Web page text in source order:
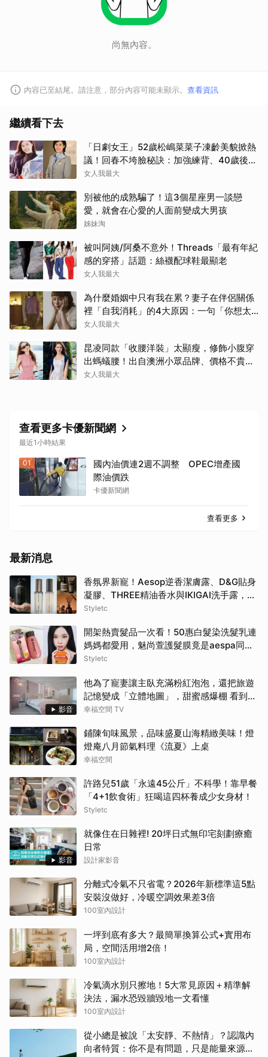
尚無內容。
內容已至結尾。請注意，部分內容可能未顯示。 查看資訊
繼續看下去
「日劇女王」52歲松嶋菜菜子凍齡美貌掀熱
議！回春不垮臉秘訣：加強練背、40歲後飲
食是關鍵！
女人我最大
別被他的成熟騙了！這3個星座男一談戀
愛，就會在心愛的人面前變成大男孩
姊妹淘
被叫阿姨/阿桑不意外！Threads「最有年紀
感的穿搭」話題：絲襪配球鞋最顯老
女人我最大
為什麼婚姻中只有我在累？妻子在伴侶關係
裡「自我消耗」的4大原因：一句「你想太
多」讓人無奈
女人我最大
昆凌同款「收腰洋裝」太顯瘦，修飾小腹穿
出螞蟻腰！出自澳洲小眾品牌、價格不貴還
寄台灣
女人我最大
查看更多卡優新聞網
最近1小時結果
01
國內油價連2週不調整 OPEC增產國
際油價跌
卡優新聞網
查看更多
最新消息
香氛界新寵！Aesop逆香潔膚露、D&G貼身
凝膠、THREE精油香水與IKIGAI洗手露，用
高質感香氣包覆妳的盛夏日常
Styletc
開架熱賣髮品一次看！50惠白髮染洗髮乳連
媽媽都愛用，魅尚萱護髮膜竟是aespa同
款！
Styletc
影音
他為了寵妻讓主臥充滿粉紅泡泡，還把旅遊
記憶變成「立體地圖」，甜蜜感爆棚 看到這
間誰不嫁？！
幸福空間 TV
鋪陳旬味風景，品味盛夏山海精緻美味！燈
燈庵八月節氣料理《流夏》上桌
幸福空間
許路兒51歲「永遠45公斤」不科學！靠早餐
「4+1飲食術」狂喝這四杯養成少女身材！
Styletc
影音
就像住在日雜裡! 20坪日式無印宅刻劃療癒
日常
設計家影音
分離式冷氣不只省電？2026年新標準這5點
安裝沒做好，冷暖空調效果差3倍
100室內設計
一坪到底有多大？最簡單換算公式+實用布
局，空間活用增2倍！
100室內設計
冷氣滴水別只擦地！5大常見原因＋精準解
決法，漏水恐毀牆毀地一文看懂
100室內設計
從小總是被說「太安靜、不熱情」？認識內
向者特質：你不是有問題，只是能量來源不